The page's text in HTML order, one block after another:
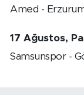
Amed -
17 Ağustos,
Samsunspor -